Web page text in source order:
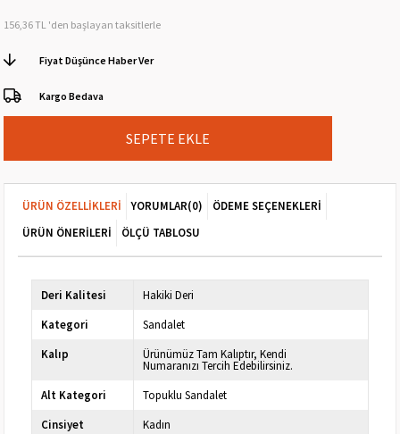
156,36 TL 'den başlayan taksitlerle
Fiyat Düşünce Haber Ver
Kargo Bedava
ÜRÜN ÖZELLIKLERI YORUMLAR(0)
ÖDEME SEÇENEKLERI
ÜRÜN ÖNERILERI
ÖLÇÜ TABLOSU
Deri Kalitesi
Hakiki Deri
Kategori
Sandalet
Kalıp
Ürünümüz Tam Kalıptır, Kendi
Numaranızı Tercih Edebilirsiniz.
Alt Kategori
Topuklu Sandalet
Cinsiyet
Kadın